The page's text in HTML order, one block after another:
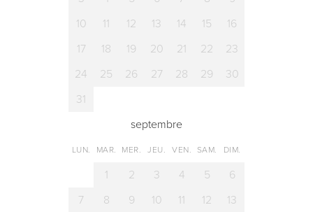
10
11 12 13 14 15
16
17
18 19 20 21 22
23
24
25 26 27 28 29
30
31
septembre
LUN. MAR. MER. JEU. VEN. SAM. DIM.
1 2 3 4 5
6
7
8 9 10 11 12
13